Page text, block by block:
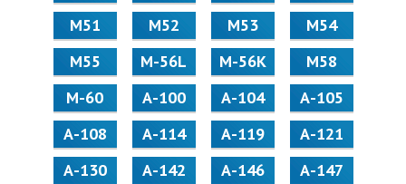
М51
М52 М53
М54
М55
M-56L M-56K
М58
M-60
А-100 А-104
А-105
А-108
А-114 А-119
А-121
А-130
А-142 А-146
А-147